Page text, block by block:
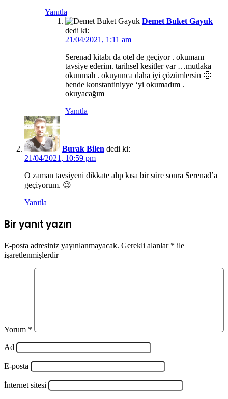
Yanıtla
Demet Buket Gayuk
dedi ki:
21/04/2021, 1:11 am
Serenad kitabı da otel de geçiyor . okumanı
tavsiye ederim. tarihsel kesitler var …mutlaka
okunmalı . okuyunca daha iyi çözümlersin 🙂
bende konstantiniyye ‘yi okumadım .
okuyacağım
Yanıtla
Burak Bilen dedi ki:
21/04/2021, 10:59 pm
O zaman tavsiyeni dikkate alıp kısa bir süre sonra Serenad’a
geçiyorum. 😉
Yanıtla
Bir yanıt yazın
E-posta adresiniz yayınlanmayacak. Gerekli alanlar * ile
işaretlenmişlerdir
Yorum *
Ad
E-posta
İnternet sitesi